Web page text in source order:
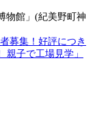
物館」(紀美野町神